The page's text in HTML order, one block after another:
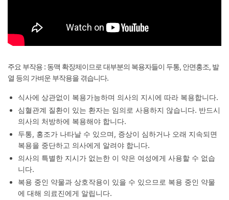
주요 부작용 : 동맥 확장제이므로 대부분의 복용자들이 두통, 안면홍조, 발
열 등의 가벼운 부작용을 겪습니다.
식사에 상관없이 복용가능하며 의사의 지시에 따라 복용합니다.
심혈관계 질환이 있는 환자는 임의로 사용하지 않습니다. 반드시
의사의 처방하에 복용해야 합니다.
두통, 홍조가 나타날 수 있으며, 증상이 심하거나 오래 지속되면
복용을 중단하고 의사에게 알려야 합니다.
의사의 특별한 지시가 없는한 이 약은 여성에게 사용할 수 없습
니다.
복용 중인 약물과 상호작용이 있을 수 있으므로 복용 중인 약물
에 대해 의료진에게 알립니다.